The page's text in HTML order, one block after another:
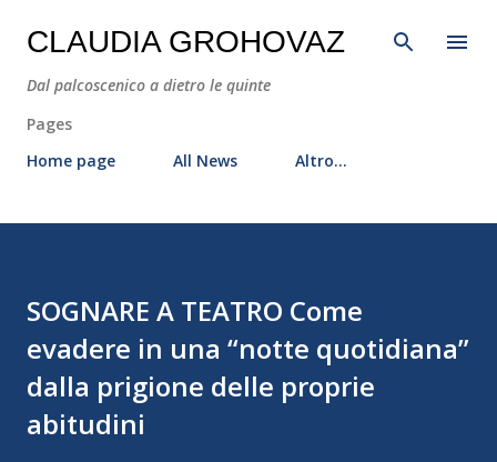
Passa ai contenuti principali
CLAUDIA GROHOVAZ
Dal palcoscenico a dietro le quinte
Pages
Home page
All News Altro…
SOGNARE A TEATRO Come
evadere in una “notte quotidiana”
dalla prigione delle proprie
abitudini